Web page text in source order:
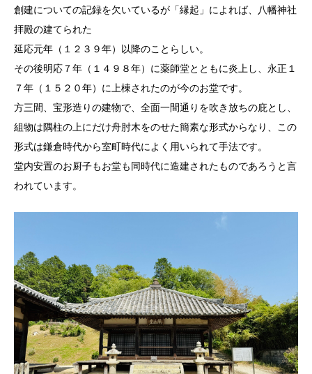
創建についての記録を欠いているが「縁起」によれば、八幡神社
拝殿の建てられた
延応元年（１２３９年）以降のことらしい。
その後明応７年（１４９８年）に薬師堂とともに炎上し、永正１
７年（１５２０年）に上棟されたのが今のお堂です。
方三間、宝形造りの建物で、全面一間通りを吹き放ちの庇とし、
組物は隅柱の上にだけ舟肘木をのせた簡素な形式からなり、この
形式は鎌倉時代から室町時代によく用いられて手法です。
堂内安置のお厨子もお堂も同時代に造建されたものであろうと言
われています。